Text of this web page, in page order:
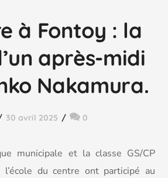
à Fontoy : la
après-midi
Nakamura.
30 avril 2025 0
municipale et la classe GS/CP
l’école du centre ont participé au